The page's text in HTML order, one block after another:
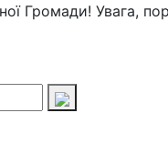
Громади! Увага,